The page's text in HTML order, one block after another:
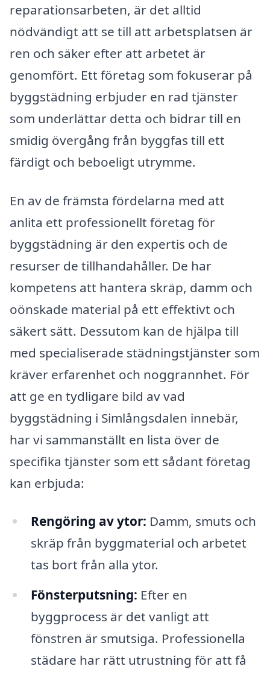
reparationsarbeten, är det alltid
nödvändigt att se till att arbetsplatsen är
ren och säker efter att arbetet är
genomfört. Ett företag som fokuserar på
byggstädning erbjuder en rad tjänster
som underlättar detta och bidrar till en
smidig övergång från byggfas till ett
färdigt och beboeligt utrymme.
En av de främsta fördelarna med att
anlita ett professionellt företag för
byggstädning är den expertis och de
resurser de tillhandahåller. De har
kompetens att hantera skräp, damm och
oönskade material på ett effektivt och
säkert sätt. Dessutom kan de hjälpa till
med specialiserade städningstjänster som
kräver erfarenhet och noggrannhet. För
att ge en tydligare bild av vad
byggstädning i Simlångsdalen innebär,
har vi sammanställt en lista över de
specifika tjänster som ett sådant företag
kan erbjuda:
Rengöring av ytor: Damm, smuts och
skräp från byggmaterial och arbetet
tas bort från alla ytor.
Fönsterputsning: Efter en
byggprocess är det vanligt att
fönstren är smutsiga. Professionella
städare har rätt utrustning för att få